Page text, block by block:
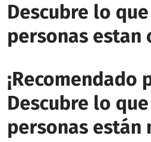
Descubre lo
personas estan
¡Recomendado
Descubre lo
personas están